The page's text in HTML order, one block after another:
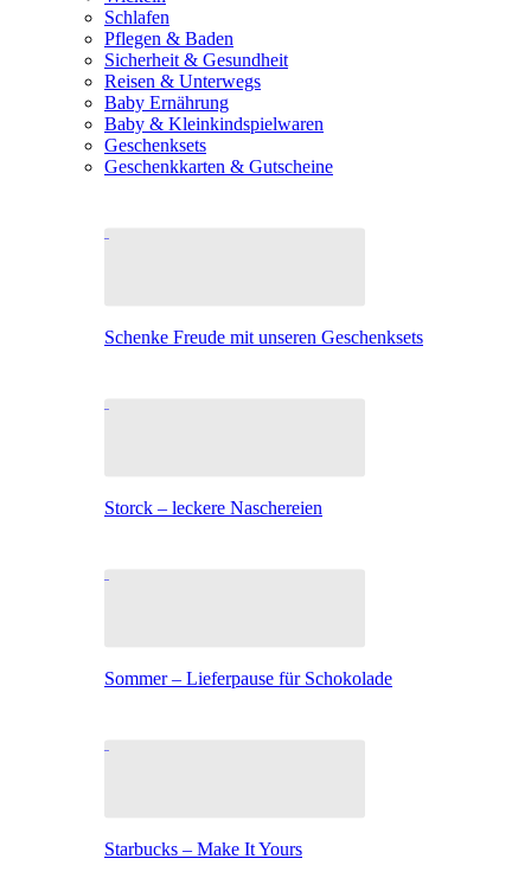
Schlafen
Pflegen & Baden
Sicherheit & Gesundheit
Reisen & Unterwegs
Baby Ernährung
Baby & Kleinkindspielwaren
Geschenksets
Geschenkkarten & Gutscheine
Schenke Freude mit unseren Geschenksets
Storck – leckere Naschereien
Sommer – Lieferpause für Schokolade
Starbucks – Make It Yours